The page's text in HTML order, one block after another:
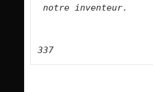
notre inventeur.
337